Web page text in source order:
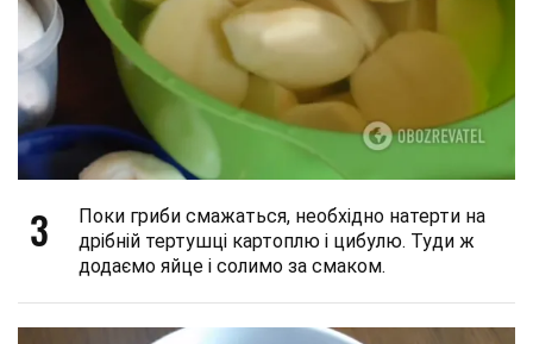
3
Поки гриби смажаться, необхідно натерти на
дрібній тертушці картоплю і цибулю. Туди ж
додаємо яйце і солимо за смаком.